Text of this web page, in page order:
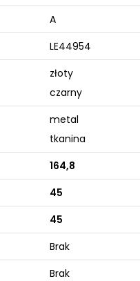
A
LE44954
złoty
czarny
metal
tkanina
164,8
45
45
Brak
Brak